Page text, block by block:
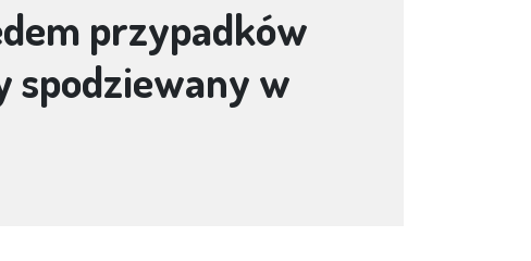
przypadków
spodziewany w